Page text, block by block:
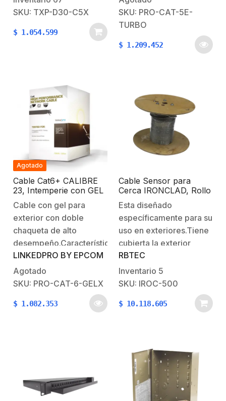
dobleAislamiento >30
dBF/B > 35 dB Ancho
de haz horizontal
50ΩEspecificación
MecánicaConector a
C5xPeso 6.5
kgDiámetro adecuado
para mástil o torre 30
SKU: TXP-D30-C5X
$ 1.054.599
mm1 Par multifilar de
Cobre calibre 16
AWGDiametro exterior
5.0 mmTipo : Cable
NegroAplicación:
IntemperieDiámetro: 6
mm.Caracteristicas
generales:…
SKU: PRO-CAT-5E-
TURBO
$ 1.209.452
Agotado
Cable Cat6+ CALIBRE
23, Intemperie con GEL
DOBLE CHAQUETA,
ETL, UL, color negro de
305 Metros, para Climas
EXTREMOS
Cable con gel para
exterior con doble
chaqueta de alto
desempeño.Características
principales:CCTV IP
Megapixel /
Instalaciones de video
análogo / Redes locales
de alta velocidad.Redes
Gigabit de
voz/datos.Características
LINKEDPRO BY EPCOM
Agotado
SKU: PRO-CAT-6-GELX
$ 1.082.353
Cable Sensor para
Cerca IRONCLAD, Rollo
de 152 mts de cable
/Requiere ELC2ZKIT
Esta diseñado
específicamente para su
uso en exteriores.Tiene
cubierta la exterior
hecha de una armadura
de malla de acero como
parte integral del cable
e inseparable.Rollo de
152 mtsRequiere de la
RBTEC
Inventario 5
SKU: IROC-500
$ 10.118.605